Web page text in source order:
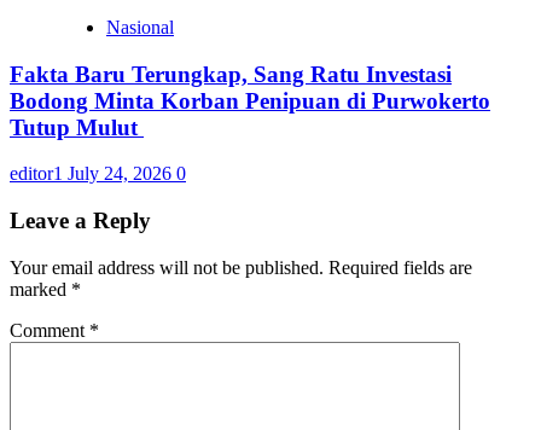
Nasional
Fakta Baru Terungkap, Sang Ratu Investasi
Bodong Minta Korban Penipuan di Purwokerto
Tutup Mulut
editor1 July 24, 2026 0
Leave a Reply
Your email address will not be published. Required fields are
marked *
Comment *